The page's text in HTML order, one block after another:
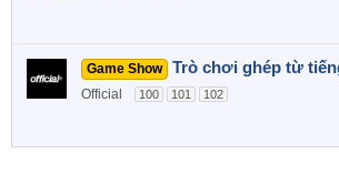
Game Show Trò chơi ghép từ
Official 100 101 102